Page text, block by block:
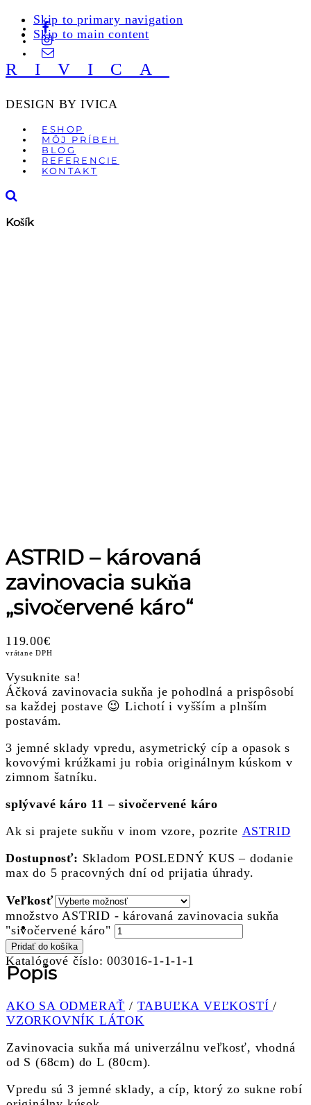
Skip to primary navigation
Skip to main content
RIVICA
DESIGN BY IVICA
ESHOP
MÔJ PRÍBEH
BLOG
REFERENCIE
KONTAKT
Košík
ASTRID – károvaná
zavinovacia sukňa
„sivočervené káro“
119.00€
vrátane DPH
Vysuknite sa!
Áčková zavinovacia sukňa je pohodlná a prispôsobí
sa každej postave 😉 Lichotí i vyšším a plnším
postavám.
3 jemné sklady vpredu, asymetrický cíp a opasok s
kovovými krúžkami ju robia originálnym kúskom v
zimnom šatníku.
splývavé káro 11 – sivočervené káro
Ak si prajete sukňu v inom vzore, pozrite ASTRID
Dostupnosť: Skladom POSLEDNÝ KUS – dodanie
max do 5 pracovných dní od prijatia úhrady.
Veľkosť
množstvo ASTRID - károvaná zavinovacia sukňa
"sivočervené káro"
Pridať do košíka
Katalógové číslo:003016-1-1-1-1
Popis
AKO SA ODMERAŤ / TABUĽKA VEĽKOSTÍ/
VZORKOVNÍK LÁTOK
Zavinovacia sukňa má univerzálnu veľkosť, vhodná
od S (68cm) do L (80cm).
Vpredu sú 3 jemné sklady, a cíp, ktorý zo sukne robí